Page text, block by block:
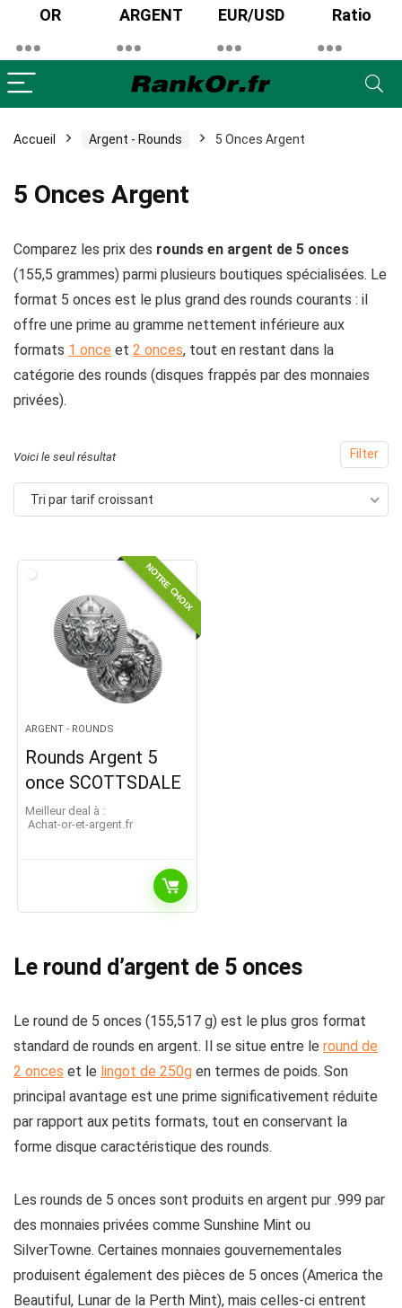
OR ARGENT EUR/USD Ratio
Accueil Argent - Rounds 5 Onces Argent
5 Onces Argent
Comparez les prix des rounds en argent de 5 onces
(155,5 grammes) parmi plusieurs boutiques spécialisées. Le
format 5 onces est le plus grand des rounds courants : il
offre une prime au gramme nettement inférieure aux
formats 1 once et 2 onces, tout en restant dans la
catégorie des rounds (disques frappés par des monnaies
privées).
Filter
Voici le seul résultat
Tri par tarif croissant
NOTRE CHOIX
ARGENT - ROUNDS
Rounds Argent 5
once SCOTTSDALE
Meilleur deal à :
achat-or-et-argent.fr
Le round d’argent de 5 onces
Le round de 5 onces (155,517 g) est le plus gros format
standard de rounds en argent. Il se situe entre le round de
2 onces et le lingot de 250g en termes de poids. Son
principal avantage est une prime significativement réduite
par rapport aux petits formats, tout en conservant la
forme disque caractéristique des rounds.
Les rounds de 5 onces sont produits en argent pur .999 par
des monnaies privées comme Sunshine Mint ou
SilverTowne. Certaines monnaies gouvernementales
produisent également des pièces de 5 onces (America the
Beautiful, Lunar de la Perth Mint), mais celles-ci entrent